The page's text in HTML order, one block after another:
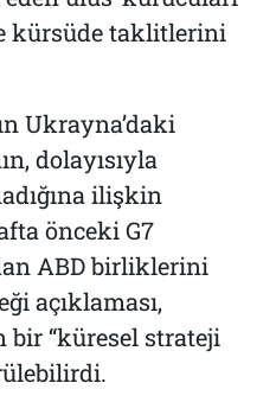
kürsüde taklitlerini
Ukrayna’daki
dolayısıyla
ilişkin
önceki G7
ABD birliklerini
açıklaması,
bir “küresel strateji